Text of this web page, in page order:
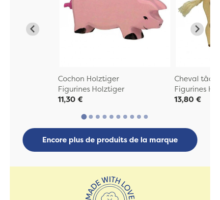
Cochon Holztiger
Figurines Holztiger
11,30 €
Cheval
Figurines
13,80 €
Encore plus de produits de la marque